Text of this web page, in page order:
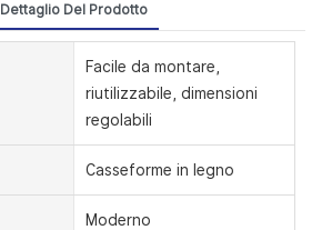
Dettaglio Del Prodotto
Facile da montare,
riutilizzabile, dimensioni
regolabili
Casseforme in legno
Moderno